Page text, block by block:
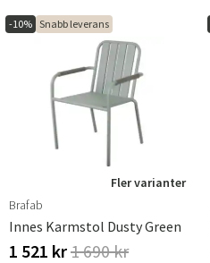
Norge
-10% Snabb leverans
Fler varianter
Brafab
Innes Karmstol Dusty Green
1 521 kr1 690 kr